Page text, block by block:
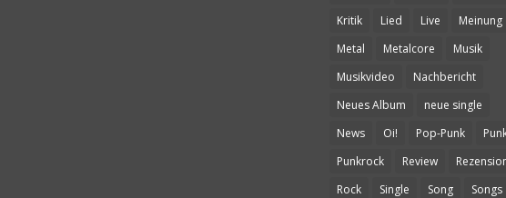
Kritik
Lied Live
Meinung
Metal
Metalcore
Musik
Musikvideo
Nachbericht
Neues Album
neue single
News
Oi! Pop-Punk
Punkrock
Review
Rock
Single Song
Songs